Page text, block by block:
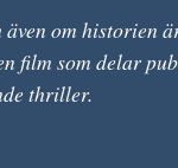
om historien
film som delar
thriller.